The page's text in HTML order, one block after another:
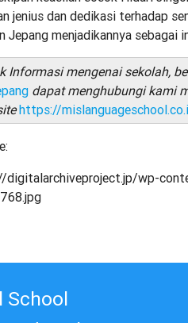
jenius dan dedikasi terhadap
Jepang menjadikannya sebagai
Informasi mengenai sekolah,
dapat menghubungi kami
https://
digitalarchiveproject.jp/wp-
School